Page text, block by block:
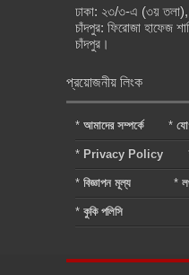
ঢাকা: ২৩/৩-এ (৩য় তলা),
চাঁদপুর: ফিরোজা হাফেজ
চাঁদপুর।
প্রয়োজনীয় লিংক
* আমাদের সম্পর্কে *
* Privacy Policy
* বিজ্ঞাপন মূল্য *
* কুকি পলিসি